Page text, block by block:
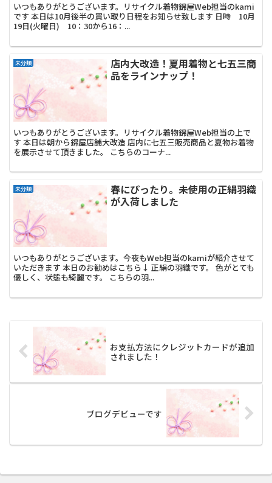
いつもありがとうございます。リサイクル着物錦屋Web担当のkami
です 本日は10月後半の買い取り日程をお知らせ致します 日時 10月
19日(火曜日) 10：30から16：...
未分類
店内大改造！夏用着物と七五三商
品をラインナップ！
いつもありがとうございます。リサイクル着物錦屋Web担当の上で
す 本日は朝から錦屋店舗大改造 店内に七五三販売商品と夏物お着物
を展示させて頂きました。 こちらのコーナ...
未分類
春にぴったり。未使用の正絹羽織
が入荷しました
いつもありがとうございます。今夜もWeb担当のkamiが紹介させて
いただきます 本日のお勧めはこちら↓ 正絹の羽織です。 色がとても
優しく、状態も綺麗です。 こちらの羽...
お支払方法にクレジットカードが追加
されました！
ブログデビューです